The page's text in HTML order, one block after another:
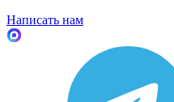
Написать нам